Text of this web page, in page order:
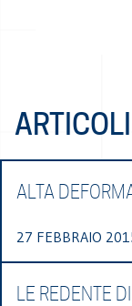
ALTA
27 FEBBRAIO
LE REDENTE